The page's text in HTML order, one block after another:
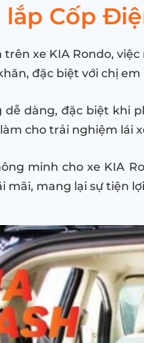
lắp Cốp
trên xe KIA Rondo,
đặc biệt với chị
dàng, đặc biệt khi
cho trải nghiệm lái
minh cho xe KIA
mãi, mang lại sự tiện